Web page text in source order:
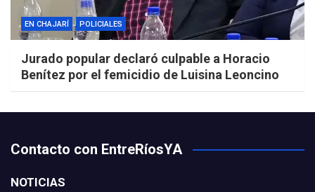
EN CHAJARÍ POLICIALES
Jurado popular declaró culpable a Horacio
Benítez por el femicidio de Luisina Leoncino
Contacto con EntreRíosYA
NOTICIAS